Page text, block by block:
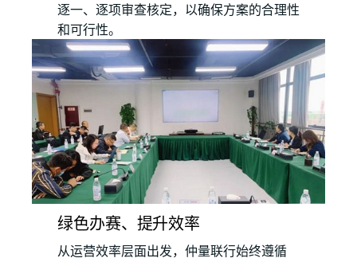
逐一、逐项审查核定，以确保方案的合理性
和可行性。
绿色办赛、提升效率
从运营效率层面出发，仲量联行始终遵循